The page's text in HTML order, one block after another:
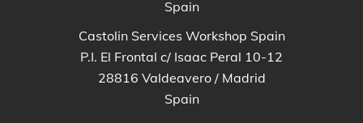
Spain
Castolin Services Workshop Spain
P.I. El Frontal c/ Isaac Peral 10-12
28816 Valdeavero / Madrid
Spain